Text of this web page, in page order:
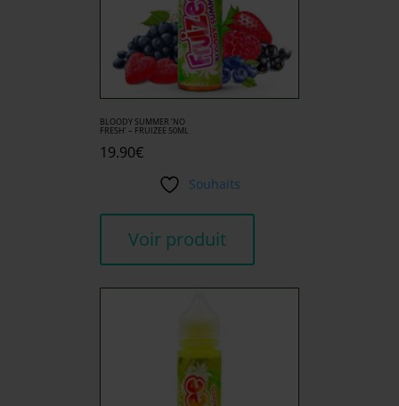
BLOODY SUMMER ‘NO
FRESH’ – FRUIZEE 50ML
19.90€
Souhaits
Voir produit